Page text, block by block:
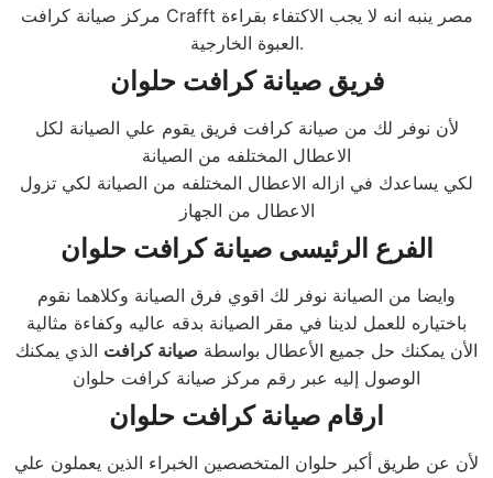
مركز صيانة كرافت Crafft مصر ينبه انه لا يجب الاكتفاء بقراءة
العبوة الخارجية.
فريق صيانة كرافت حلوان
لأن نوفر لك من صيانة كرافت فريق يقوم علي الصيانة لكل
الاعطال المختلفه من الصيانة
لكي يساعدك في ازاله الاعطال المختلفه من الصيانة لكي تزول
الاعطال من الجهاز
الفرع الرئيسى صيانة كرافت حلوان
وايضا من الصيانة نوفر لك اقوي فرق الصيانة وكلاهما نقوم
باختياره للعمل لدينا في مقر الصيانة بدقه عاليه وكفاءة مثالية
الأن يمكنك حل جميع الأعطال بواسطة صيانة كرافت الذي يمكنك
الوصول إليه عبر رقم مركز صيانة كرافت حلوان
ارقام صيانة كرافت حلوان
لأن عن طريق أكبر حلوان المتخصصين الخبراء الذين يعملون علي